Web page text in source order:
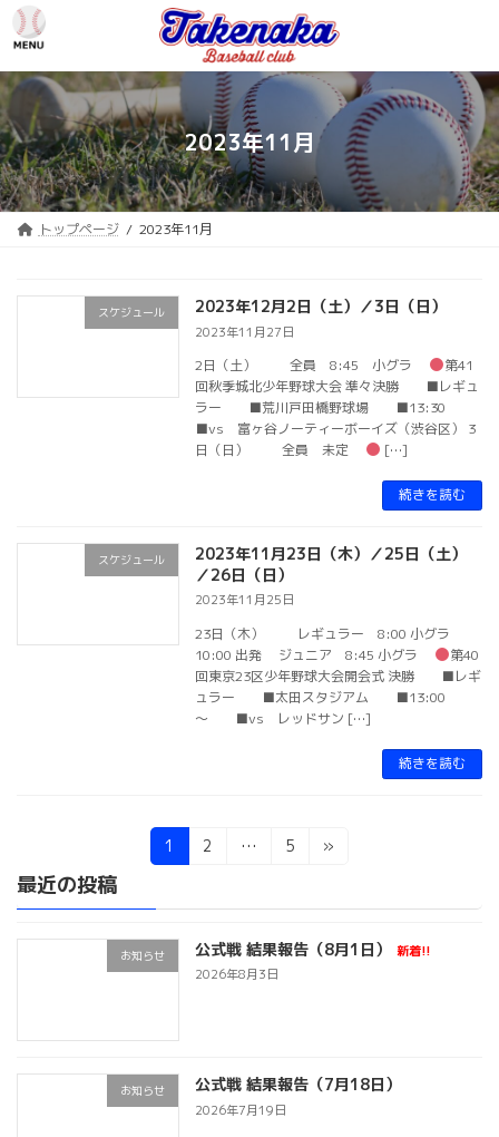
テ
ン
ツ
へ
ス
キ
ッ
プ
ゲ
ー
シ
ョ
ン
に
移
動
2023年11月
トップページ 2023年11月
スケジュール 2023年12月2日（土）／3日（日）
2023年11月27日
2日（土） 全員 8:45 小グラ
第41
回秋季城北少年野球大会 準々決勝 ■レギュ
ラー ■荒川戸田橋野球場 ■13:30
■vs 富ヶ谷ノーティーボーイズ（渋谷区） 3
日（日） 全員 未定
[…]
続きを読む
スケジュール
2023年11月23日（木）／25日（土）
／26日（日）
2023年11月25日
23日（木） レギュラー 8:00 小グラ
10:00 出発 ジュニア 8:45 小グラ
第40
回東京23区少年野球大会開会式 決勝 ■レギ
ュラー ■太田スタジアム ■13:00
～ ■vs レッドサン […]
続きを読む
稿
ナ
ー
シ
固
定
ー
1
固
ー
2 …
固
ー
5 »
最近の投稿
お知らせ 公式戦 結果報告（8月1日）
新着!!
2026年8月3日
お知らせ 公式戦 結果報告（7月18日）
2026年7月19日